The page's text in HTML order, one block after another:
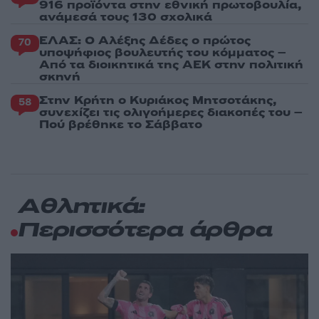
916 προϊόντα στην εθνική πρωτοβουλία,
ανάμεσά τους 130 σχολικά
70 ΕΛΑΣ: Ο Αλέξης Δέδες ο πρώτος
υποψήφιος βουλευτής του κόμματος –
Από τα διοικητικά της ΑΕΚ στην πολιτική
σκηνή
58 Στην Κρήτη ο Κυριάκος Μητσοτάκης,
συνεχίζει τις ολιγοήμερες διακοπές του –
Πού βρέθηκε το Σάββατο
Αθλητικά:
Περισσότερα άρθρα